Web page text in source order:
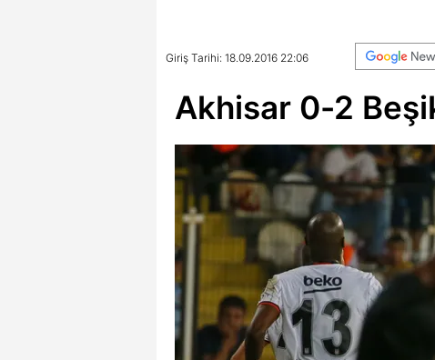
Giriş Tarihi: 18.09.2016 22:06
Akhisar 0-2